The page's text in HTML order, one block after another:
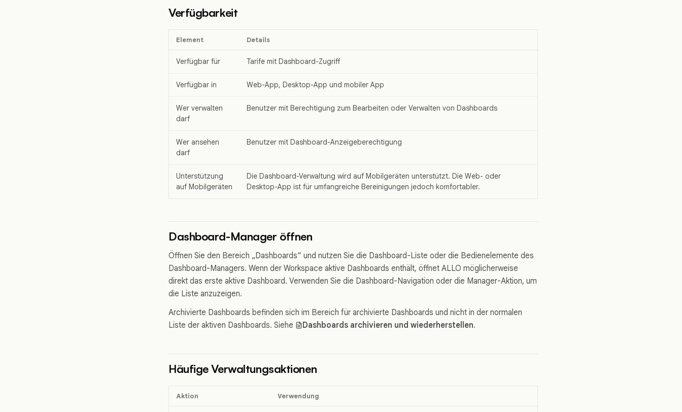
Verfügbarkeit
Element Details
Verfügbar für Tarife mit Dashboard-Zugriff
Verfügbar in Web-App, Desktop-App und mobiler App
Wer verwalten
darf
Benutzer mit Berechtigung zum Bearbeiten oder Verwalten von Dashboards
Wer ansehen
darf
Benutzer mit Dashboard-Anzeigeberechtigung
Unterstützung
auf Mobilgeräten
Die Dashboard-Verwaltung wird auf Mobilgeräten unterstützt. Die Web- oder
Desktop-App ist für umfangreiche Bereinigungen jedoch komfortabler.
Dashboard-Manager öffnen
Öffnen Sie den Bereich „Dashboards“ und nutzen Sie die Dashboard-Liste oder die Bedienelemente des
Dashboard-Managers. Wenn der Workspace aktive Dashboards enthält, öffnet ALLO möglicherweise
direkt das erste aktive Dashboard. Verwenden Sie die Dashboard-Navigation oder die Manager-Aktion, um
die Liste anzuzeigen.
Archivierte Dashboards befinden sich im Bereich für archivierte Dashboards und nicht in der normalen
Liste der aktiven Dashboards. Siehe
Dashboards archivieren und wiederherstellen.
Häufige Verwaltungsaktionen
Aktion Verwendung